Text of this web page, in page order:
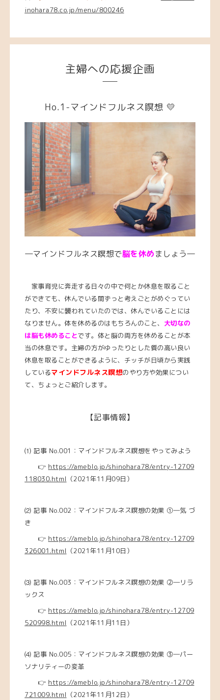
inohara78.co.jp/menu/800246
主婦への応援企画
Ho.1-マインドフルネス瞑想 💛
―マインドフルネス瞑想で脳を休めましょう―
家事育児に奔走する日々の中で何とか休息を取ること
ができても、休んでいる間ずっと考えごとがめぐってい
たり、不安に襲われていたのでは、休んでいることには
なりません。体を休めるのはもちろんのこと、 大切なの
は脳も休めることです。体と脳の両方を休めることが本
当の休息です。主婦の方がゆったりとした質の高い良い
休息を取ることができるように、チッチが日頃から実践
しているマインドフルネス瞑想のやり方や効果につい
て、ちょっとご紹介します。
【記事情報】
⑴ 記事 No.001：マインドフルネス瞑想をやってみよう
👉 https://ameblo.jp/shinohara78/entry-12709
118030.html （2021年11月09日）
⑵ 記事 No.002：マインドフルネス瞑想の効果 ①―気 づ
き
👉 https://ameblo.jp/shinohara78/entry-12709
326001.html （2021年11月10日）
⑶ 記事 No.003：マインドフルネス瞑想の効果 ②―リラ
ックス
👉 https://ameblo.jp/shinohara78/entry-12709
520998.html （2021年11月11日）
⑷ 記事 No.005：マインドフルネス瞑想の効果 ③―パー
ソナリティーの変革
👉 https://ameblo.jp/shinohara78/entry-12709
721009.html （2021年11月12日）